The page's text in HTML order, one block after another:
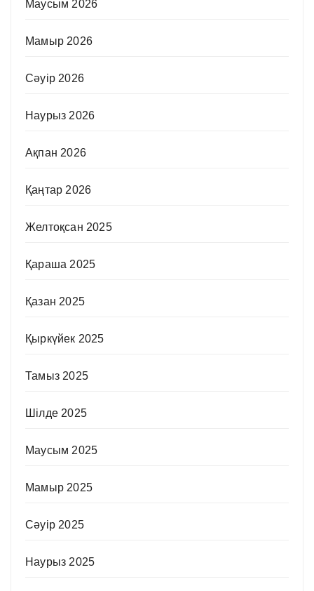
Маусым 2026
Мамыр 2026
Сәуір 2026
Наурыз 2026
Ақпан 2026
Қаңтар 2026
Желтоқсан 2025
Қараша 2025
Қазан 2025
Қыркүйек 2025
Тамыз 2025
Шілде 2025
Маусым 2025
Мамыр 2025
Сәуір 2025
Наурыз 2025